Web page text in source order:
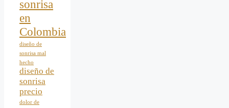
sonrisa
en
Colombia
diseño de
sonrisa mal
hecho
diseño de
sonrisa
precio
dolor de